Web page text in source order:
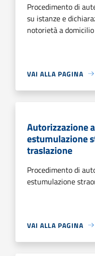
Procedimento di
su istanze e
notorietà a domicilio
VAI ALLA PAGINA
Autorizzazione
estumulazione
traslazione
Procedimento di
estumulazione
VAI ALLA PAGINA